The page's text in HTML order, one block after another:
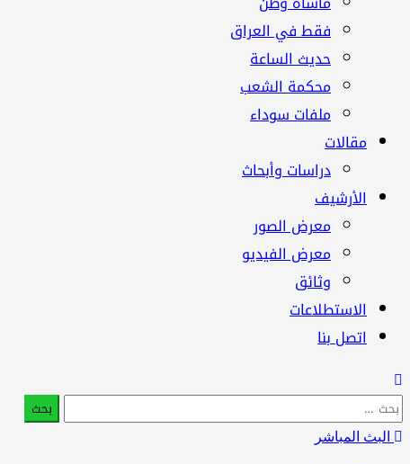
فقط في العراق
حديث الساعة
محكمة الشعب
ملفات سوداء
مقالات
دراسات وأبحاث
الأرشيف
معرض الصور
معرض الفيديو
وثائق
الاستطلاعات
اتصل بنا
البحث
عن:البث المباشر